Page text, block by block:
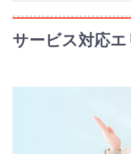
サービス対応エ